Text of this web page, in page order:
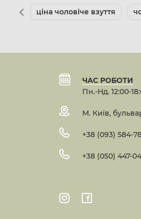
ціна чоловіче взуття
ЧАС РОБОТИ
Пн.-Нд. 12:00-
М. Київ,
+38 (093) 584-
+38 (050) 447-